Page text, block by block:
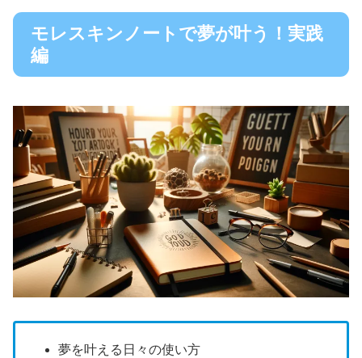
モレスキンノートで夢が叶う！実践
編
夢を叶える日々の使い方